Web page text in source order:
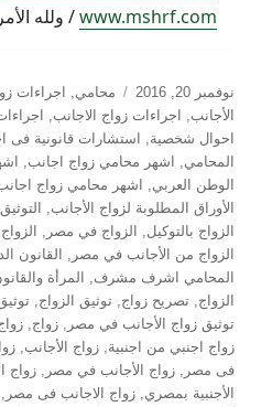
www.mshrf.com/ ولله
نُشرت
في
نوفمبر 20, 2016 التصنيفات
محامي, اجراءات
الأجانب, اجراءات زواج الاجانب,
احوال شخصية, استشارات قانونية فى
المحامي, اشهر محامي زواج اجانب,
الوطن العربي, اشهر محامي زواج
الأوراق المطلوبة لزواج الأجانب,
الزواج بالتوكيل, الزواج في مصر ,
الزواج من الأجانب في مصر , القانون
المحامي اشرف مشرف, المرأة
الزواج,تصريح زواج,توثيق الزواج,
توثيق زواج الأجانب في مصر ,زواج,
زواج اجنبي من اجنبية,زواج الأجانب,
فى مصر ,زواج الأجانب في مصر ,زواج
الأجنبية بمصري,زواج الاجانب فى مصر